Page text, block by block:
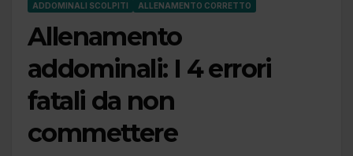
ADDOMINALI SCOLPITI ALLENAMENTO CORRETTO
Allenamento
addominali: I 4 errori
fatali da non
commettere